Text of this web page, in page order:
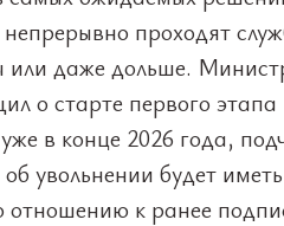
проходят
или даже дольше.
о старте первого этапа
уже в конце 2026 года,
увольнении будет иметь
отношению к ранее